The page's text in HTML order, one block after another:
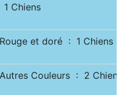
1 Chiens
Rouge et doré : 1 Chiens
Couleurs : 2 Chiens